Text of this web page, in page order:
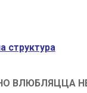
структура
ВЛЮБЛЯЦЦА